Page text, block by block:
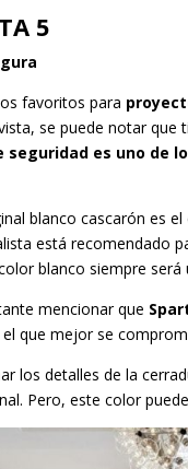
5
favoritos para
se puede notar
seguridad es uno de
blanco cascarón es
está recomendado
blanco siempre
mencionar que
que mejor se
los detalles de la
Pero, este color